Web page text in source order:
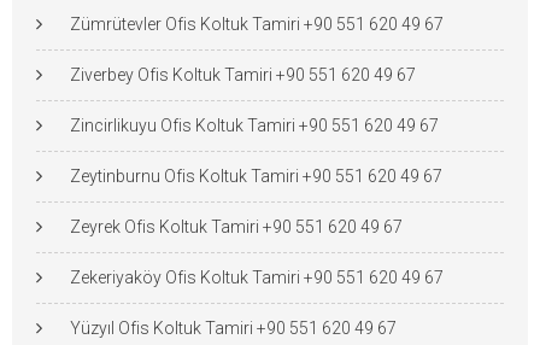
Zümrütevler Ofis Koltuk Tamiri +90 551 620 49 67
Ziverbey Ofis Koltuk Tamiri +90 551 620 49 67
Zincirlikuyu Ofis Koltuk Tamiri +90 551 620 49 67
Zeytinburnu Ofis Koltuk Tamiri +90 551 620 49 67
Zeyrek Ofis Koltuk Tamiri +90 551 620 49 67
Zekeriyaköy Ofis Koltuk Tamiri +90 551 620 49 67
Yüzyıl Ofis Koltuk Tamiri +90 551 620 49 67